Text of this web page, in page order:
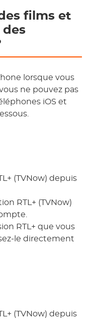
films et
des
lorsque vous
ne pouvez pas
iOS et
(TVNow) depuis
RTL+ (TVNow)
RTL+ que vous
le directement
(TVNow) depuis